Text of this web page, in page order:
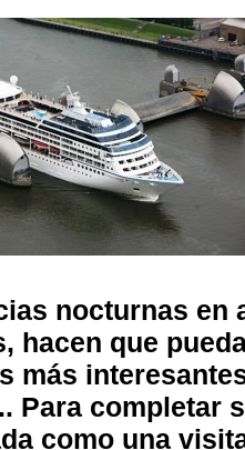
nocturnas en
hacen que
más
Para completar
como una